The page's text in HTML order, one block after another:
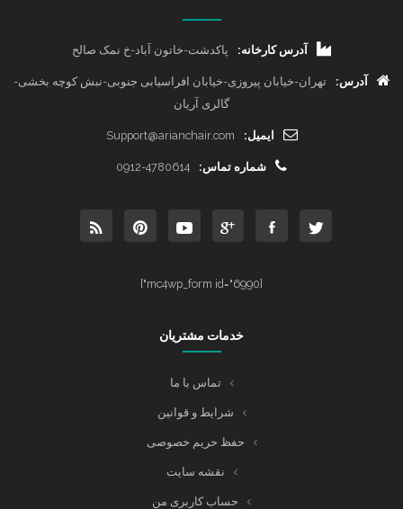
آدرس کارخانه: پاکدشت-خاتون آباد-خ نمک صالح
آدرس:
تهران-خیابان پیروزی-خیابان افراسیابی جنوبی-نبش کوچه بخشی-
گالری آریان
ایمیل: Support@arianchair.com
شماره تماس: 0912-4780614
[mc4wp_form id="6990"]
خدمات مشتریان
تماس با ما
شرایط و قوانین
حفظ حریم خصوصی
نقشه سایت
حساب کاربری من